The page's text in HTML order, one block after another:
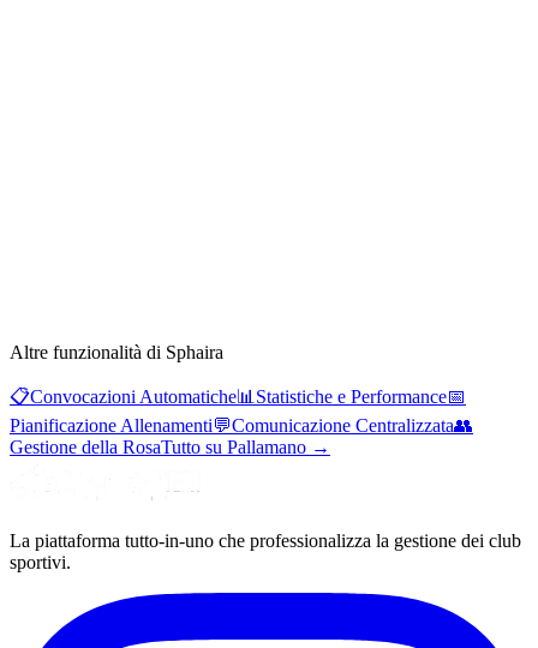
Altre funzionalità di Sphaira
📋Convocazioni Automatiche📊 Statistiche e Performance📅
Pianificazione Allenamenti💬Comunicazione Centralizzata👥
Gestione della RosaTutto su Pallamano →
La piattaforma tutto-in-uno che professionalizza la gestione dei club
sportivi.